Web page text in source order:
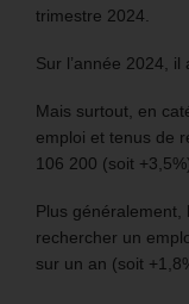
trimestre 2024.
Sur l’année 2024,
Mais surtout, en
emploi et tenus de
106 200 (soit
Plus généralement,
rechercher un
sur un an (soit